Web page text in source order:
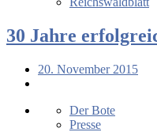
30 Jahre
20. November 2015
Der Bote
Presse